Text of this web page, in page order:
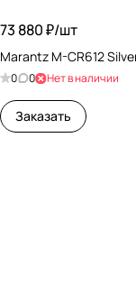
73 880 ₽/шт
Marantz M-CR612
0 0 Нет в наличии
Заказать